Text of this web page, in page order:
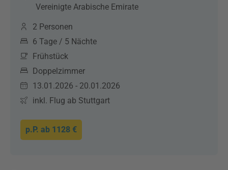
Vereinigte Arabische Emirate
2 Personen
6 Tage / 5 Nächte
Frühstück
Doppelzimmer
13.01.2026 - 20.01.2026
inkl. Flug ab Stuttgart
p.P. ab 1128 €